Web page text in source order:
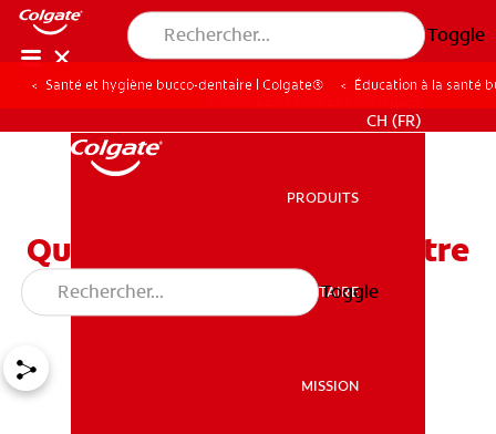
Toggle
SANTÉ BUCCO-DENTAIRE
CH (FR)
PRODUITS
SANTÉ BUCCO-DENTAIRE
MISSION
Toggle
Santé et hygiène bucco-dentaire | Colgate® Éducation à la santé
Quatre façons de combattre
la bouche sèche